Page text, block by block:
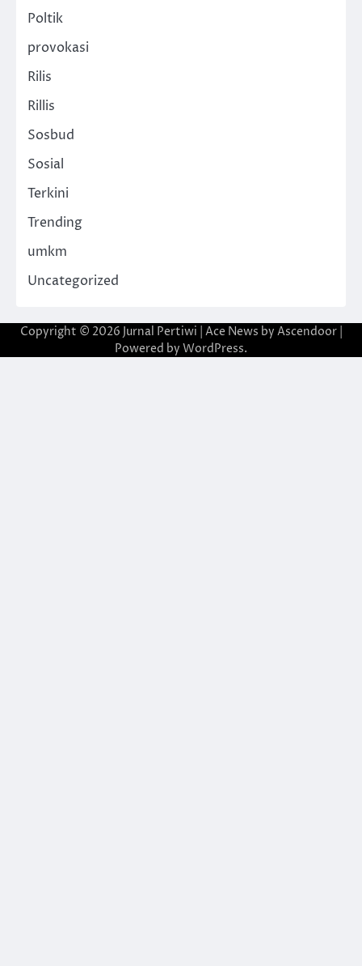
Poltik
provokasi
Rilis
Rillis
Sosbud
Sosial
Terkini
Trending
umkm
Uncategorized
Copyright © 2026 Jurnal Pertiwi | Ace News by Ascendoor|
Powered by WordPress.